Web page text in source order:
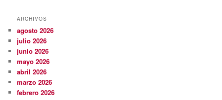
ARCHIVOS
agosto 2026
julio 2026
junio 2026
mayo 2026
abril 2026
marzo 2026
febrero 2026